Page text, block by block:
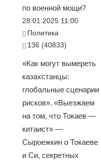
по военной мощи?
28.01.2025 11:00
Политика
136 (40833)
«Как могут вымереть
казахстанцы:
глобальные сценарии
рисков». «Выезжаем
на том, что Токаев —
китаист» —
Сыроежкин о Токаеве
и Си, секретных